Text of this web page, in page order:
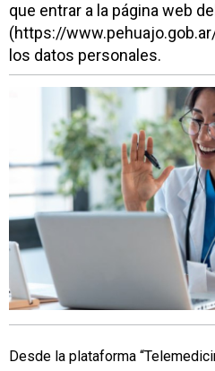
que entrar a la página web
(https://
los datos personales.
Desde la plataforma